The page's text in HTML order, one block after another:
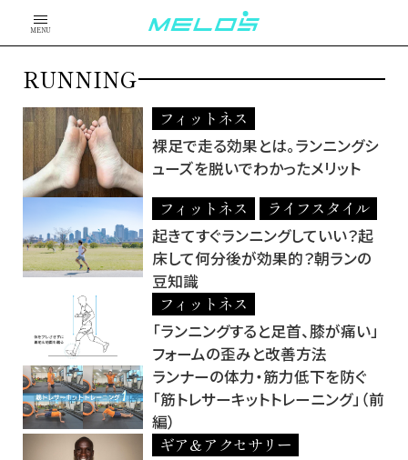
MENU
RUNNING
フィットネス
裸足で走る効果とは。ランニングシ
ューズを脱いでわかったメリット
フィットネス
ライフスタイル
起きてすぐランニングしていい？起
床して何分後が効果的？朝ランの
豆知識
フィットネス
「ランニングすると足首、膝が痛い」
フォームの歪みと改善方法
ランナーの体力・筋力低下を防ぐ
「筋トレサーキットトレーニング」（前
編）
ギア＆アクセサリー